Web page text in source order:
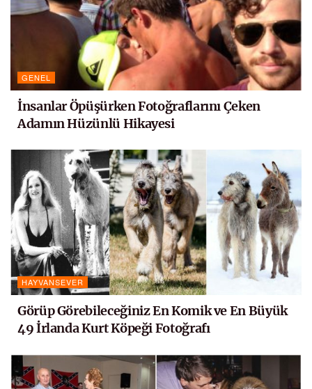
GENEL
İnsanlar Öpüşürken Fotoğraflarını Çeken
Adamın Hüzünlü Hikayesi
HAYVANSEVER
Görüp Görebileceğiniz En Komik ve En Büyük
49 İrlanda Kurt Köpeği Fotoğrafı